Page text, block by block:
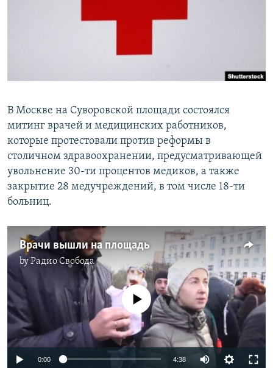
Все сайты РСЕ/РС
В Москве на Суворовской площади состоялся
митинг врачей и медицинских работников,
которые протестовали против реформы в
столичном здравоохранении, предусматривающей
увольнение 30-ти процентов медиков, а также
закрытие 28 медучреждений, в том числе 18-ти
больниц.
Врачи вышли на площадь
byРадио Свобода
No media source currently available
0:00 4:38